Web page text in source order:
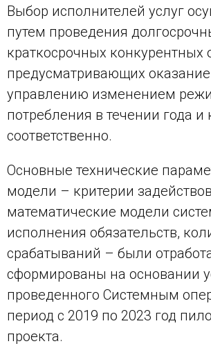
Выбор исполнителей услуг
путем проведения
краткосрочных конкурентных
предусматривающих оказание
управлению изменением
потребления в течении года и
соответственно.
Основные технические
модели – критерии
математические модели
исполнения обязательств,
срабатываний – были
сформированы на основании
проведенного Системным
период с 2019 по 2023 год
проекта.